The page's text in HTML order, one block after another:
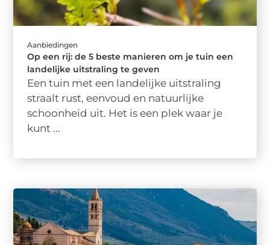
Aanbiedingen
Op een rij: de 5 beste manieren om je tuin een
landelijke uitstraling te geven
Een tuin met een landelijke uitstraling
straalt rust, eenvoud en natuurlijke
schoonheid uit. Het is een plek waar je
kunt ...